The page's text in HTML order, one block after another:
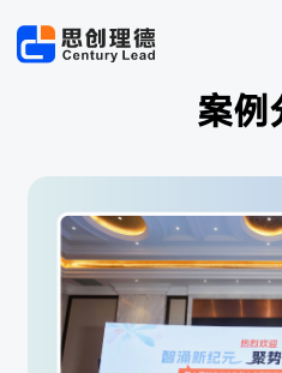
运动 女装
内衣
皮具
思创RFID 灵
资产管理
案例